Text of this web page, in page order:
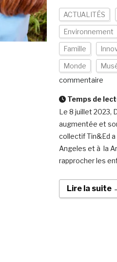
ACTUALITÉS
Environnement
Famille
Monde
commentaire
Temps de
Le 8 juillet 2023,
augmentée et
collectif Tin&Ed
Angeles et à la
rapprocher les
Lire la suite